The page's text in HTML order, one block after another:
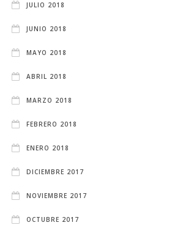
JULIO 2018
JUNIO 2018
MAYO 2018
ABRIL 2018
MARZO 2018
FEBRERO 2018
ENERO 2018
DICIEMBRE 2017
NOVIEMBRE 2017
OCTUBRE 2017